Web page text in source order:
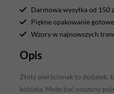
Darmowa wysyłka od 150
Piękne opakowanie
Wzory w najnowszych
Opis
Złoty pierścionek to dodatek,
kobieta. Może być noszony